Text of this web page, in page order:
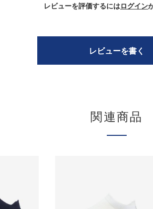
レビューを評価するにはログイン
レビューを書く
関連商品